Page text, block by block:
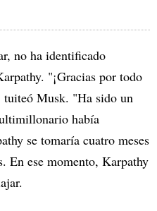
no ha identificado
"¡Gracias por todo
tuiteó Musk. "Ha sido un
había
se tomaría cuatro meses
En ese momento, Karpathy